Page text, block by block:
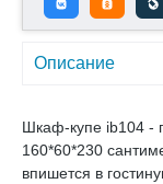
Описание
Шкаф-купе ib104 -
160*60*230
впишется в